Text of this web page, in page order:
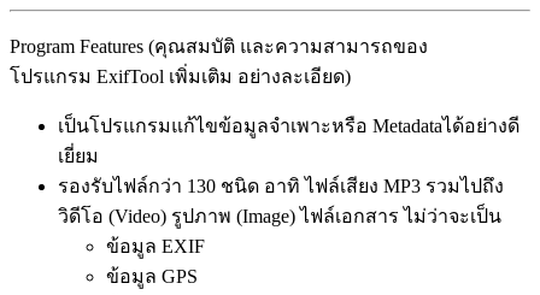
Program Features (คุณสมบัติ และความสามารถของ
โปรแกรม ExifTool เพิ่มเติม อย่างละเอียด)
เป็นโปรแกรมแก้ไขข้อมูลจำเพาะหรือ Metadataได้อย่างดี
เยี่ยม
รองรับไฟล์กว่า 130 ชนิด อาทิ ไฟล์เสียง MP3 รวมไปถึง
วิดีโอ (Video) รูปภาพ (Image) ไฟล์เอกสาร ไม่ว่าจะเป็น
ข้อมูล EXIF
ข้อมูล GPS